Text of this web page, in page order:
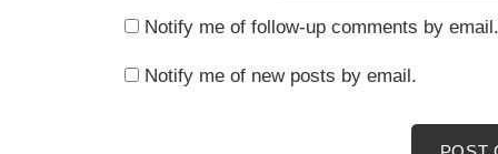
Notify me of follow-up comments by email.
Notify me of new posts by email.